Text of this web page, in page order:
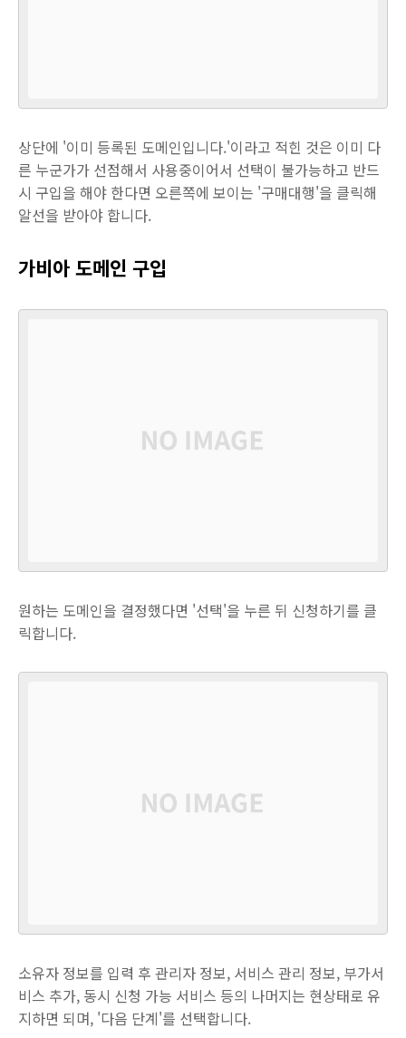
상단에 '이미 등록된 도메인입니다.'이라고 적힌 것은 이미 다
른 누군가가 선점해서 사용중이어서 선택이 불가능하고 반드
시 구입을 해야 한다면 오른쪽에 보이는 '구매대행'을 클릭해
알선을 받아야 합니다.
가비아 도메인 구입
원하는 도메인을 결정했다면 '선택'을 누른 뒤 신청하기를 클
릭합니다.
소유자 정보를 입력 후 관리자 정보, 서비스 관리 정보, 부가서
비스 추가, 동시 신청 가능 서비스 등의 나머지는 현상태로 유
지하면 되며, '다음 단계'를 선택합니다.